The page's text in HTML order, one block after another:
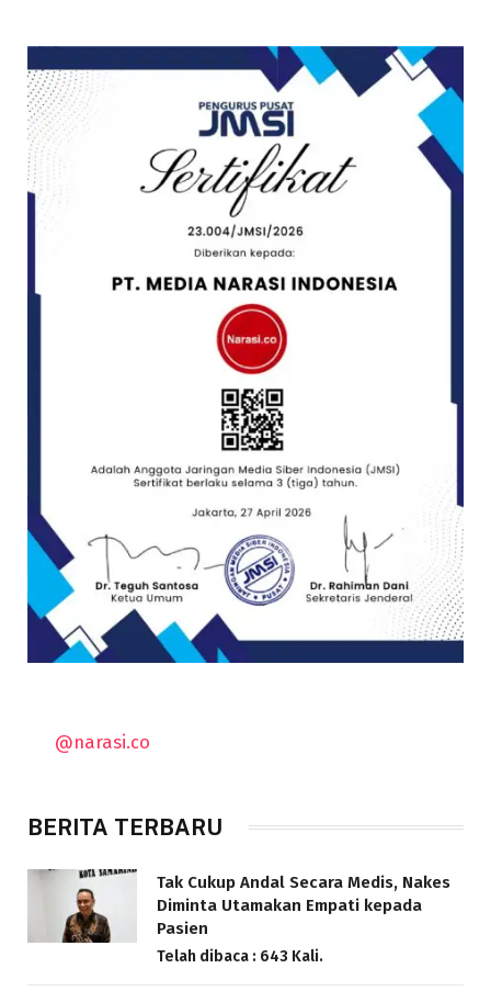
@narasi.co
BERITA TERBARU
Tak Cukup Andal Secara Medis, Nakes
Diminta Utamakan Empati kepada
Pasien
Telah dibaca : 643 Kali.